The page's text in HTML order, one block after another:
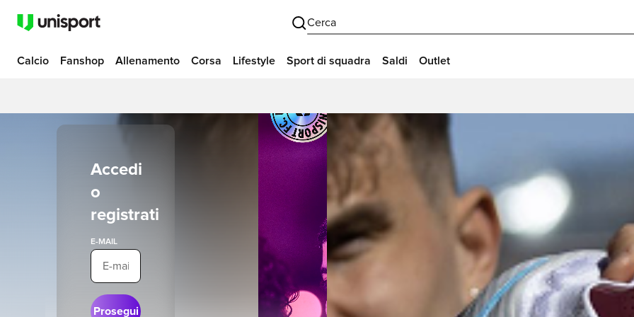
Cerca
Calcio Fanshop Allenamento Corsa Lifestyle Sport di squadra Saldi Outlet
Accedi
o
registrati
E-MAIL
Prosegui